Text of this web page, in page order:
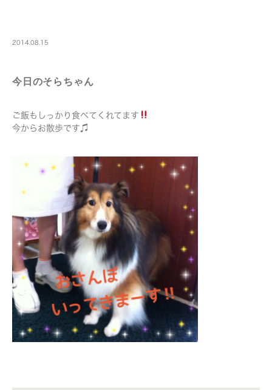
2014.08.15
今日のそらちゃん
ご飯もしっかり食べてくれてます
今からお散歩です♫